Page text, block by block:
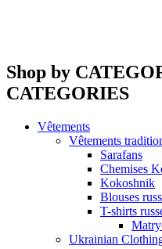
Shop by
CATEGORIES
Vêtements
Vêtements
Sarafans
Chemises
Kokoshnik
Blouses
T-shirts
Ukrainian